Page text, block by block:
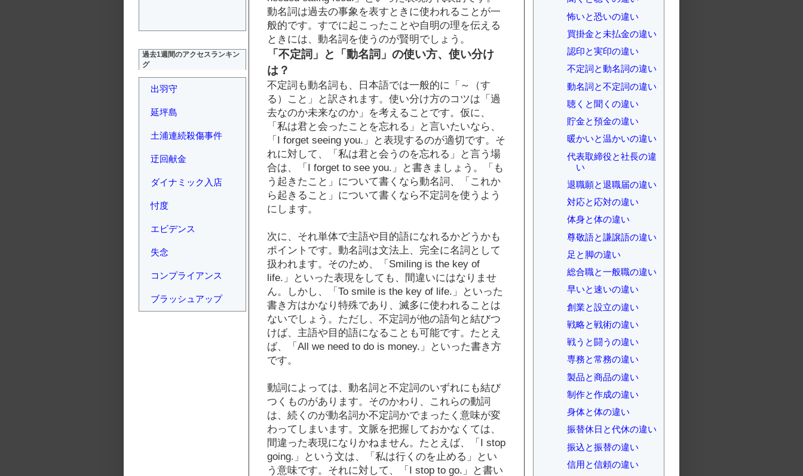
動名詞は過去の事象を表すときに使われることが一
般的です。すでに起こったことや自明の理を伝える
ときには、動名詞を使うのが賢明でしょう。
「不定詞」と「動名詞」の使い方、使い分け
は？
不定詞も動名詞も、日本語では一般的に「～（す
る）こと」と訳されます。使い分け方のコツは「過
去なのか未来なのか」を考えることです。仮に、
「私は君と会ったことを忘れる」と言いたいなら、
「I forget seeing you.」と表現するのが適切です。そ
れに対して、「私は君と会うのを忘れる」と言う場
合は、「I forget to see you.」と書きましょう。「も
う起きたこと」について書くなら動名詞、「これか
ら起きること」について書くなら不定詞を使うよう
にします。
次に、それ単体で主語や目的語になれるかどうかも
ポイントです。動名詞は文法上、完全に名詞として
扱われます。そのため、「Smiling is the key of
life.」といった表現をしても、間違いにはなりませ
ん。しかし、「To smile is the key of life.」といった
書き方はかなり特殊であり、滅多に使われることは
ないでしょう。ただし、不定詞が他の語句と結びつ
けば、主語や目的語になることも可能です。たとえ
ば、「All we need to do is money.」といった書き方
です。
動詞によっては、動名詞と不定詞のいずれにも結び
つくものがあります。そのかわり、これらの動詞
は、続くのが動名詞か不定詞かでまったく意味が変
わってしまいます。文脈を把握しておかなくては、
間違った表現になりかねません。たとえば、「I stop
going.」という文は、「私は行くのを止める」とい
う意味です。それに対して、「I stop to go.」と書い
過去1週間のアクセスランキン
グ
出羽守
延坪島
土浦連続殺傷事件
迂回献金
ダイナミック入店
忖度
エビデンス
失念
コンプライアンス
ブラッシュアップ
怖いと恐いの違い
買掛金と未払金の違い
認印と実印の違い
不定詞と動名詞の違い
動名詞と不定詞の違い
聴くと聞くの違い
貯金と預金の違い
暖かいと温かいの違い
代表取締役と社長の違
い
退職願と退職届の違い
対応と応対の違い
体身と体の違い
尊敬語と謙譲語の違い
足と脚の違い
総合職と一般職の違い
早いと速いの違い
創業と設立の違い
戦略と戦術の違い
戦うと闘うの違い
専務と常務の違い
製品と商品の違い
制作と作成の違い
身体と体の違い
振替休日と代休の違い
振込と振替の違い
信用と信頼の違い